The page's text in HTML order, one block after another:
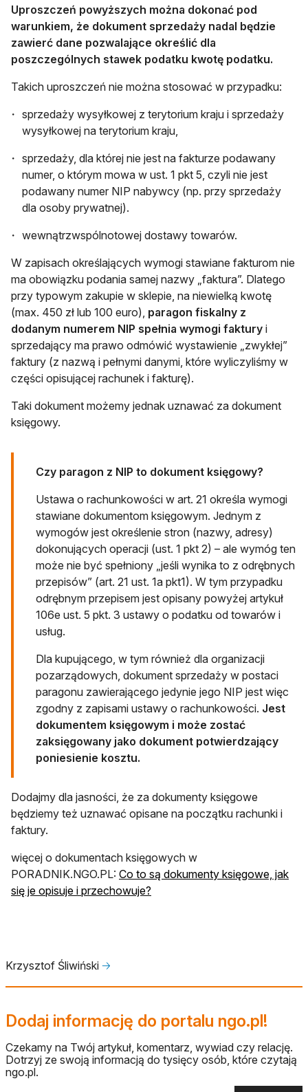
Uproszczeń powyższych można dokonać pod
warunkiem, że dokument sprzedaży nadal będzie
zawierć dane pozwalające określić dla
poszczególnych stawek podatku kwotę podatku.
Takich uproszczeń nie można stosować w przypadku:
sprzedaży wysyłkowej z terytorium kraju i sprzedaży
wysyłkowej na terytorium kraju,
sprzedaży, dla której nie jest na fakturze podawany
numer, o którym mowa w ust. 1 pkt 5, czyli nie jest
podawany numer NIP nabywcy (np. przy sprzedaży
dla osoby prywatnej).
wewnątrzwspólnotowej dostawy towarów.
W zapisach określających wymogi stawiane fakturom nie
ma obowiązku podania samej nazwy „faktura”. Dlatego
przy typowym zakupie w sklepie, na niewielką kwotę
(max. 450 zł lub 100 euro), paragon fiskalny z
dodanym numerem NIP spełnia wymogi faktury i
sprzedający ma prawo odmówić wystawienie „zwykłej”
faktury (z nazwą i pełnymi danymi, które wyliczyliśmy w
części opisującej rachunek i fakturę).
Taki dokument możemy jednak uznawać za dokument
księgowy.
Czy paragon z NIP to dokument księgowy?
Ustawa o rachunkowości w art. 21 określa wymogi
stawiane dokumentom księgowym. Jednym z
wymogów jest określenie stron (nazwy, adresy)
dokonujących operacji (ust. 1 pkt 2) – ale wymóg ten
może nie być spełniony „jeśli wynika to z odrębnych
przepisów” (art. 21 ust. 1a pkt1). W tym przypadku
odrębnym przepisem jest opisany powyżej artykuł
106e ust. 5 pkt. 3 ustawy o podatku od towarów i
usług.
Dla kupującego, w tym również dla organizacji
pozarządowych, dokument sprzedaży w postaci
paragonu zawierającego jedynie jego NIP jest więc
zgodny z zapisami ustawy o rachunkowości. Jest
dokumentem księgowym i może zostać
zaksięgowany jako dokument potwierdzający
poniesienie kosztu.
Dodajmy dla jasności, że za dokumenty księgowe
będziemy też uznawać opisane na początku rachunki i
faktury.
więcej o dokumentach księgowych w
PORADNIK.NGO.PL: Co to są dokumenty księgowe, jak
się je opisuje i przechowuje?
Krzysztof Śliwiński 🡢
Dodaj informację do portalu ngo.pl!
Czekamy na Twój artykuł, komentarz, wywiad czy relację.
Dotrzyj ze swoją informacją do tysięcy osób, które czytają
ngo.pl.